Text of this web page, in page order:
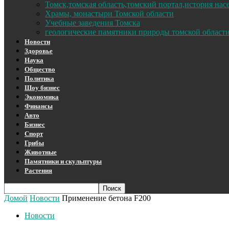
Томск,томская область,томский портал,история
Храмы, монастыри Томской области
Учебные заведения Томска
геологические памятники природы томской
Новости
Здоровье
Наука
Общество
Политика
Шоу бизнес
Экономика
Финансы
Авто
Бизнес
Спорт
Грибы
Животные
Памятники и скульптуры
Растения
Домой Новости Применение бетона F200
Новости